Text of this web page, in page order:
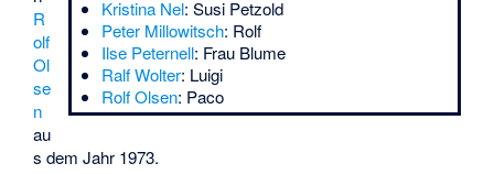
Kristina Nel: Susi Petzold
Peter Millowitsch: Rolf
Ilse Peternell: Frau Blume
Ralf Wolter: Luigi
Rolf Olsen: Paco
R
olf
Ol
se
n
au
s dem Jahr 1973.